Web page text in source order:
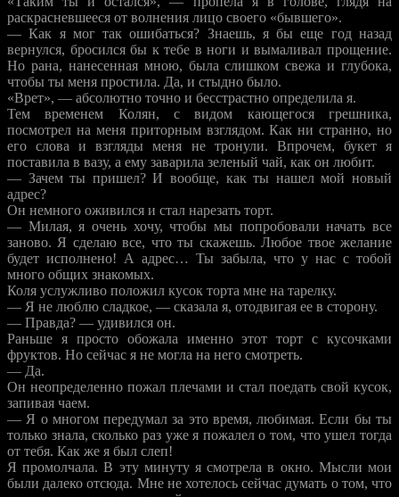
раскрасневшееся от волнения лицо своего «бывшего».
— Как я мог так ошибаться? Знаешь, я бы еще год назад
вернулся, бросился бы к тебе в ноги и вымаливал прощение.
Но рана, нанесенная мною, была слишком свежа и глубока,
чтобы ты меня простила. Да, и стыдно было.
«Врет», — абсолютно точно и бесстрастно определила я.
Тем временем Колян, с видом кающегося грешника,
посмотрел на меня приторным взглядом. Как ни странно, но
его слова и взгляды меня не тронули. Впрочем, букет я
поставила в вазу, а ему заварила зеленый чай, как он любит.
— Зачем ты пришел? И вообще, как ты нашел мой новый
адрес?
Он немного оживился и стал нарезать торт.
— Милая, я очень хочу, чтобы мы попробовали начать все
заново. Я сделаю все, что ты скажешь. Любое твое желание
будет исполнено! А адрес… Ты забыла, что у нас с тобой
много общих знакомых.
Коля услужливо положил кусок торта мне на тарелку.
— Я не люблю сладкое, — сказала я, отодвигая ее в сторону.
— Правда? — удивился он.
Раньше я просто обожала именно этот торт с кусочками
фруктов. Но сейчас я не могла на него смотреть.
— Да.
Он неопределенно пожал плечами и стал поедать свой кусок,
запивая чаем.
— Я о многом передумал за это время, любимая. Если бы ты
только знала, сколько раз уже я пожалел о том, что ушел тогда
от тебя. Как же я был слеп!
Я промолчала. В эту минуту я смотрела в окно. Мысли мои
были далеко отсюда. Мне не хотелось сейчас думать о том, что